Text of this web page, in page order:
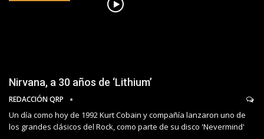
Nirvana, a 30 años de ‘Lithium’
REDACCIÓN QRP
Un día como hoy de 1992 Kurt Cobain y compañía lanzaron uno de
los grandes clásicos del Rock, como parte de su disco 'Nevermind'